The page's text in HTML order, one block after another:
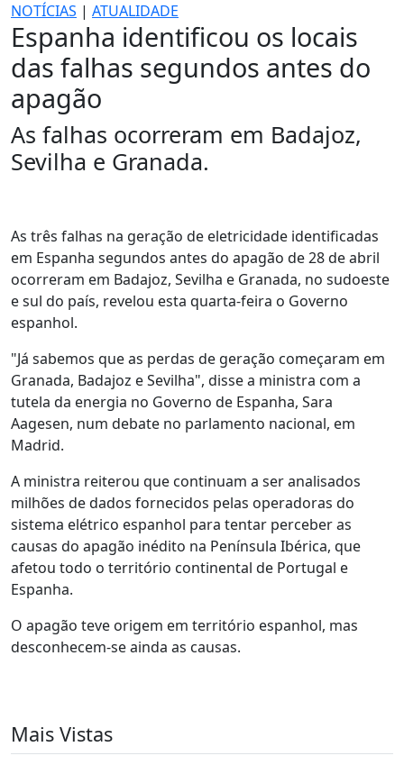
NOTÍCIAS | ATUALIDADE
Espanha identificou os locais
das falhas segundos antes do
apagão
As falhas ocorreram em Badajoz,
Sevilha e Granada.
As três falhas na geração de eletricidade identificadas
em Espanha segundos antes do apagão de 28 de abril
ocorreram em Badajoz, Sevilha e Granada, no sudoeste
e sul do país, revelou esta quarta-feira o Governo
espanhol.
"Já sabemos que as perdas de geração começaram em
Granada, Badajoz e Sevilha", disse a ministra com a
tutela da energia no Governo de Espanha, Sara
Aagesen, num debate no parlamento nacional, em
Madrid.
A ministra reiterou que continuam a ser analisados
milhões de dados fornecidos pelas operadoras do
sistema elétrico espanhol para tentar perceber as
causas do apagão inédito na Península Ibérica, que
afetou todo o território continental de Portugal e
Espanha.
O apagão teve origem em território espanhol, mas
desconhecem-se ainda as causas.
Mais Vistas